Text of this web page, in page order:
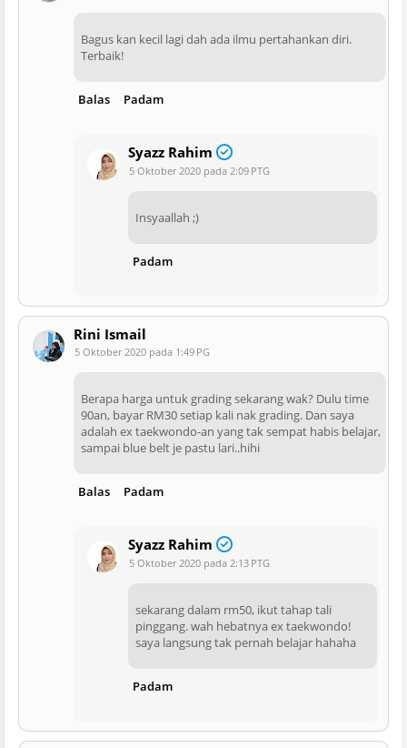
Bagus kan kecil lagi dah ada ilmu pertahankan diri.
Terbaik!
Balas Padam
Syazz Rahim
5 Oktober 2020 pada 2:09 PTG
Insyaallah ;)
Padam
Rini Ismail
5 Oktober 2020 pada 1:49 PG
Berapa harga untuk grading sekarang wak? Dulu time
90an, bayar RM30 setiap kali nak grading. Dan saya
adalah ex taekwondo-an yang tak sempat habis belajar,
sampai blue belt je pastu lari..hihi
Balas Padam
Syazz Rahim
5 Oktober 2020 pada 2:13 PTG
sekarang dalam rm50, ikut tahap tali
pinggang. wah hebatnya ex taekwondo!
saya langsung tak pernah belajar hahaha
Padam